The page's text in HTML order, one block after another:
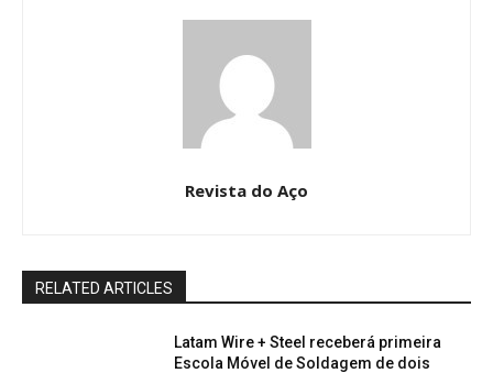
Revista do Aço
RELATED ARTICLES
Latam Wire + Steel receberá primeira
Escola Móvel de Soldagem de dois